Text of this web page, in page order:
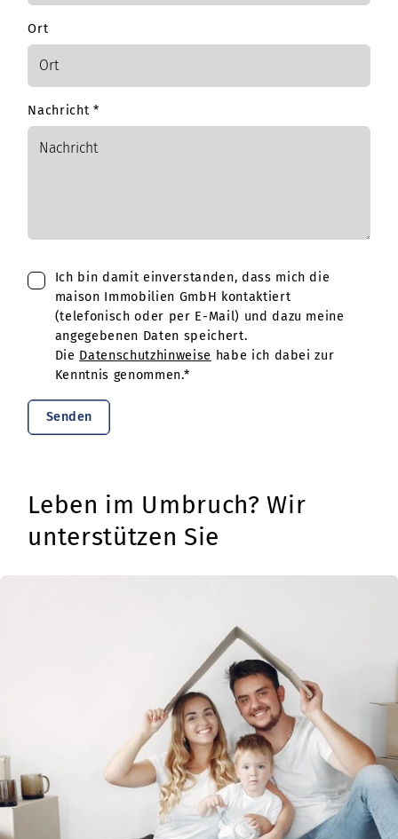
Ort
Nachricht *
Ich bin damit einverstanden, dass mich die
maison Immobilien GmbH kontaktiert
(telefonisch oder per E-Mail) und dazu meine
angegebenen Daten speichert.
Die Datenschutzhinweise habe ich dabei zur
Kenntnis genommen.*
Senden
Leben im Umbruch? Wir
unterstützen Sie